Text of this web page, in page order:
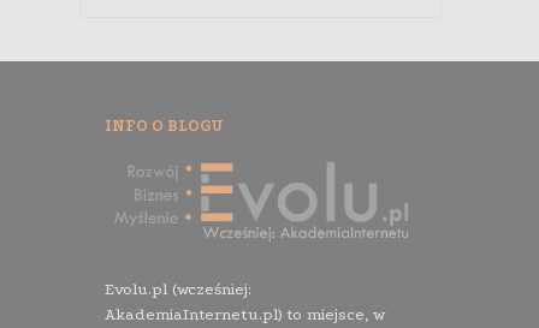
INFO O BLOGU
Evolu.pl (wcześniej:
AkademiaInternetu.pl) to miejsce, w